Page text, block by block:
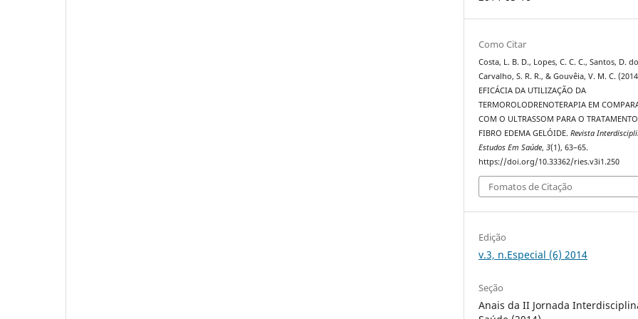
Como Citar
Costa, L. B. D., Lopes, C. C. C., Santos, D.
Carvalho, S. R. R., & Gouvêia, V. M. C.
EFICÁCIA DA UTILIZAÇÃO DA
TERMOROLODRENOTERAPIA EM
COM O ULTRASSOM PARA O
FIBRO EDEMA GELÓIDE.Revista
Estudos Em Saúde,3(1), 63–65.
https://doi.org/10.33362/ries.v3i1.250
Fomatos de Citação
Edição
v.3, n.Especial (6) 2014
Seção
Anais da II Jornada